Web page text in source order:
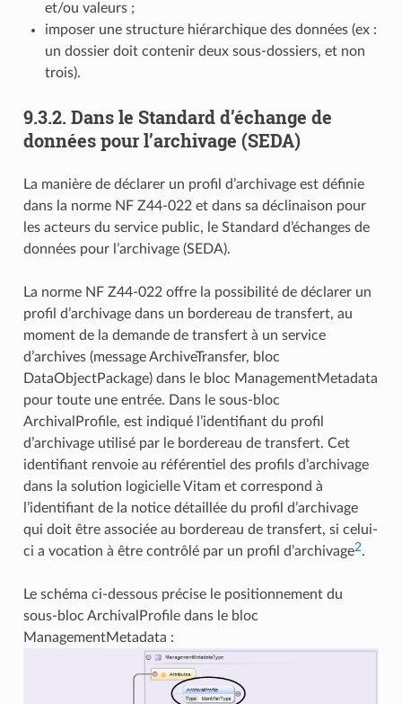
et/ou valeurs ;
imposer une structure hiérarchique des données (ex :
un dossier doit contenir deux sous-dossiers, et non
trois).
9.3.2. Dans le Standard d’échange de
données pour l’archivage (SEDA)
La manière de déclarer un profil d’archivage est définie
dans la norme NF Z44-022 et dans sa déclinaison pour
les acteurs du service public, le Standard d’échanges de
données pour l’archivage (SEDA).
La norme NF Z44-022 offre la possibilité de déclarer un
profil d’archivage dans un bordereau de transfert, au
moment de la demande de transfert à un service
d’archives (message ArchiveTransfer, bloc
DataObjectPackage) dans le bloc ManagementMetadata
pour toute une entrée. Dans le sous-bloc
ArchivalProfile, est indiqué l’identifiant du profil
d’archivage utilisé par le bordereau de transfert. Cet
identifiant renvoie au référentiel des profils d’archivage
dans la solution logicielle Vitam et correspond à
l’identifiant de la notice détaillée du profil d’archivage
qui doit être associée au bordereau de transfert, si celui-
ci a vocation à être contrôlé par un profil d’archivage2.
Le schéma ci-dessous précise le positionnement du
sous-bloc ArchivalProfile dans le bloc
ManagementMetadata :